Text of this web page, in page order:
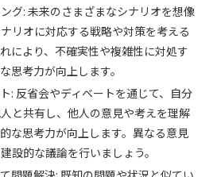
グ: 未来のさまざまなシナリオを想像
リオに対応する戦略や対策を考える
により、不確実性や複雑性に対処す
思考力が向上します。
: 反省会やディベートを通じて、自分
と共有し、他人の意見や考えを理解
な思考力が向上します。異なる意見
設的な議論を行いましょう。